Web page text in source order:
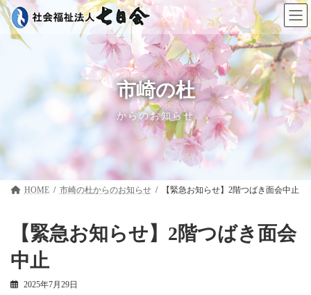
コ
ン
ナ
ビ
市崎の杜
からのお知らせ
HOME 市崎の杜 【緊急お知らせ】2階つばき面会中止
【緊急お知らせ】2階つばき面会
中止
2025年7月29日